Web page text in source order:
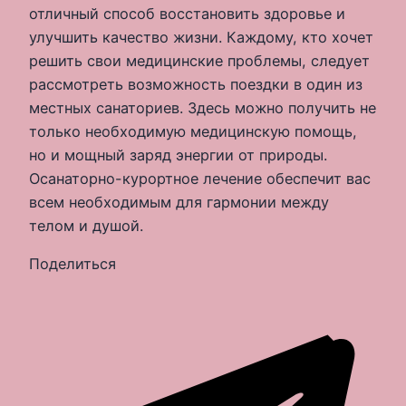
отличный способ восстановить здоровье и
улучшить качество жизни. Каждому, кто хочет
решить свои медицинские проблемы, следует
рассмотреть возможность поездки в один из
местных санаториев. Здесь можно получить не
только необходимую медицинскую помощь,
но и мощный заряд энергии от природы.
Oсанаторно-курортное лечение обеспечит вас
всем необходимым для гармонии между
телом и душой.
Поделиться